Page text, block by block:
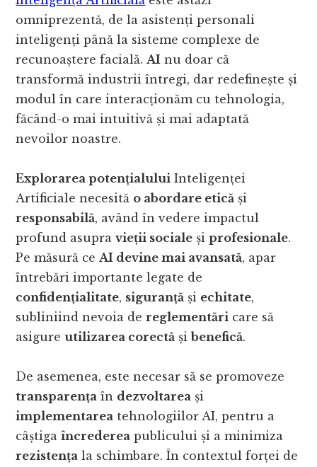
omniprezentă, de la asistenți personali
inteligenți până la sisteme complexe de
recunoaștere facială.AI nu doar că
transformă industrii întregi, dar redefinește și
modul în care interacționăm cu tehnologia,
făcând-o mai intuitivă și mai adaptată
nevoilor noastre.
Explorarea potențialului Inteligenței
Artificiale necesită o abordare etică și
responsabilă, având în vedere impactul
profund asupravieții sociale șiprofesionale.
Pe măsură ceAI devine mai avansată, apar
întrebări importante legate de
confidențialitate, siguranță și echitate,
subliniind nevoia dereglementări care să
asigureutilizarea corectă șibenefică.
De asemenea, este necesar să se promoveze
transparența în dezvoltarea și
implementarea tehnologiilor AI, pentru a
câștigaîncrederea publicului și a minimiza
rezistența la schimbare. În contextul forței de